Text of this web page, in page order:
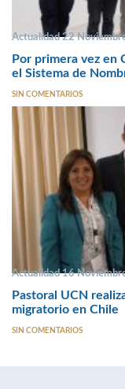
Actualidad 22
Por primera vez en
el Sistema de
SIN COMENTARIOS
Actualidad 16
Pastoral UCN
migratorio en Chile
SIN COMENTARIOS